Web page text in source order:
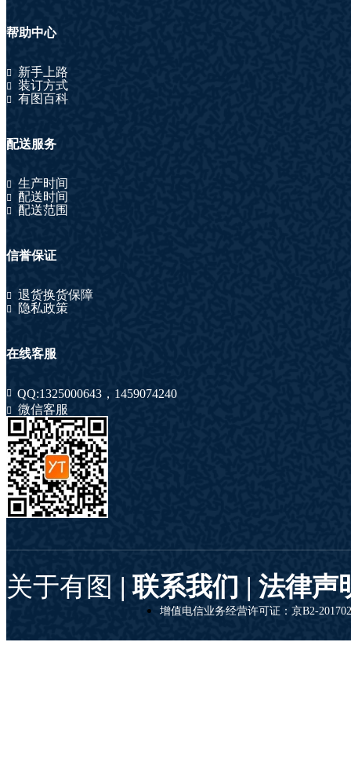
帮助中心
新手上路
装订方式
有图百科
配送服务
生产时间
配送时间
配送范围
信誉保证
退货换货保障
隐私政策
在线客服
QQ:1325000643 ， 1459074240
微信客服
关于有图 | 联系我们 | 法律声
增值电信业务经营许可证：京B2-